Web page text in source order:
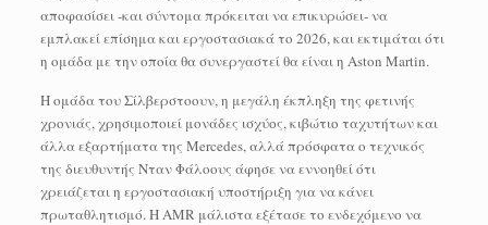
αποφασίσει -και σύντομα πρόκειται να επικυρώσει- να
εμπλακεί επίσημα και εργοστασιακά το 2026, και εκτιμάται ότι
η ομάδα με την οποία θα συνεργαστεί θα είναι η Aston Martin.
Η ομάδα του Σίλβερστοουν, η μεγάλη έκπληξη της φετινής
χρονιάς, χρησιμοποιεί μονάδες ισχύος, κιβώτιο ταχυτήτων και
άλλα εξαρτήματα της Mercedes, αλλά πρόσφατα ο τεχνικός
της διευθυντής Νταν Φάλοους άφησε να εννοηθεί ότι
χρειάζεται η εργοστασιακή υποστήριξη για να κάνει
πρωταθλητισμό. Η AMR μάλιστα εξέτασε το ενδεχόμενο να